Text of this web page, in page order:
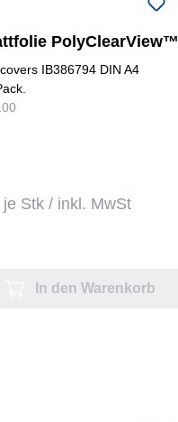
PolyClearView™
IB386794 DIN A4
je Stk / inkl. MwSt
In den Warenkorb